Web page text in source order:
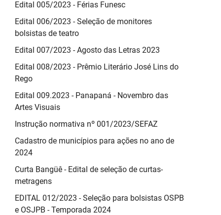
Edital 005/2023 - Férias Funesc
Edital 006/2023 - Seleção de monitores
bolsistas de teatro
Edital 007/2023 - Agosto das Letras 2023
Edital 008/2023 - Prêmio Literário José Lins do
Rego
Edital 009.2023 - Panapaná - Novembro das
Artes Visuais
Instrução normativa nº 001/2023/SEFAZ
Cadastro de municípios para ações no ano de
2024
Curta Bangüê - Edital de seleção de curtas-
metragens
EDITAL 012/2023 - Seleção para bolsistas OSPB
e OSJPB - Temporada 2024